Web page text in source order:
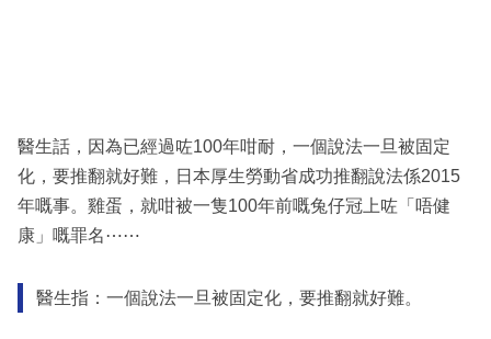
醫生話，因為已經過咗100年咁耐，一個說法一旦被固定
化，要推翻就好難，日本厚生勞動省成功推翻說法係2015
年嘅事。雞蛋，就咁被一隻100年前嘅兔仔冠上咗「唔健
康」嘅罪名⋯⋯
醫生指：一個說法一旦被固定化，要推翻就好難。